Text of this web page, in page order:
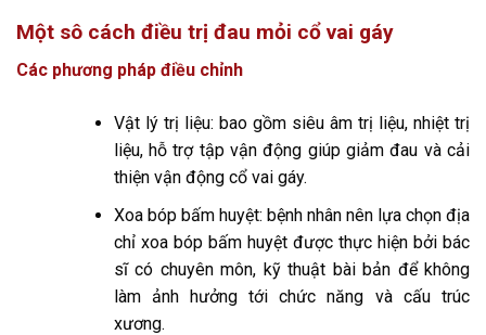
Một sô cách điều trị đau mỏi cổ vai gáy
Các phương pháp điều chỉnh
Vật lý trị liệu: bao gồm siêu âm trị liệu, nhiệt trị
liệu, hỗ trợ tập vận động giúp giảm đau và cải
thiện vận động cổ vai gáy.
Xoa bóp bấm huyệt: bệnh nhân nên lựa chọn địa
chỉ xoa bóp bấm huyệt được thực hiện bởi bác
sĩ có chuyên môn, kỹ thuật bài bản để không
làm ảnh hưởng tới chức năng và cấu trúc
xương.